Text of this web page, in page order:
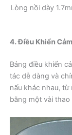
Lòng nồi dày
4. Điều Khiển
Bảng điều khiển
tác dễ dàng và
nấu khác nhau,
bằng một vài